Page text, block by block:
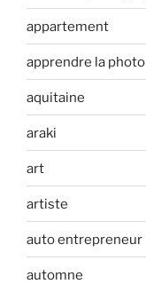
appartement
apprendre la photo
aquitaine
araki
art
artiste
auto entrepreneur
automne